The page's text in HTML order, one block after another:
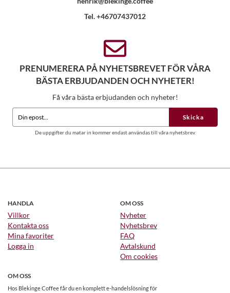
Tel. +46707437012
PRENUMERERA PÅ NYHETSBREVET FÖR VÅRA
BÄSTA ERBJUDANDEN OCH NYHETER!
Få våra bästa erbjudanden och nyheter!
Skicka
De uppgifter du matar in kommer endast användas till våra nyhetsbrev.
HANDLA
Villkor
Kontakta oss
Mina favoriter
Logga in
OM OSS
Nyheter
Nyhetsbrev
FAQ
Avtalskund
Om cookies
OM OSS
Hos Blekinge Coffee får du en komplett e-handelslösning för